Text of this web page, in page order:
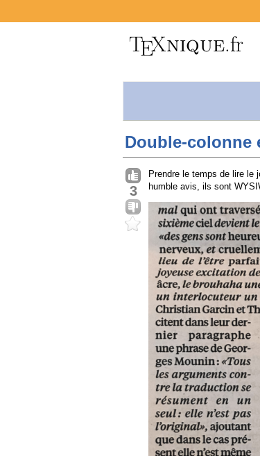
Double-colonne
3
Prendre le temps de lire le
humble avis, ils sont